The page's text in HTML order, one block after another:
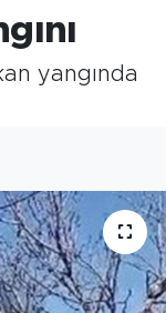
yangında